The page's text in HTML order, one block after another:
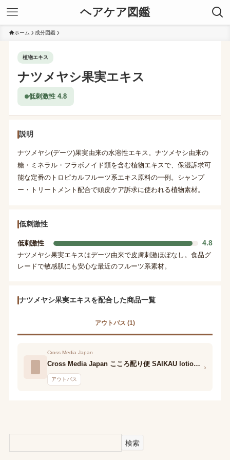
ヘアケア図鑑
ホーム 成分図鑑
植物エキス
ナツメヤシ果実エキス
低刺激性 4.8
説明
ナツメヤシ(デーツ)果実由来の水溶性エキス。ナツメヤシ由来の
糖・ミネラル・フラボノイド類を含む植物エキスで、保湿訴求可
能な定番のトロピカルフルーツ系エキス原料の一例。シャンプ
ー・トリートメント配合で頭皮ケア訴求に使われる植物素材。
低刺激性
低刺激性 4.8
ナツメヤシ果実エキスはデーツ由来で皮膚刺激ほぼなし。食品グ
レードで敏感肌にも安心な最近のフルーツ系素材。
ナツメヤシ果実エキスを配合した商品一覧
アウトバス (1)
Cross Media Japan
Cross Media Japan こころ配り便 SAIKAU lotion(催花雨ローション)
アウトバス
›
検索